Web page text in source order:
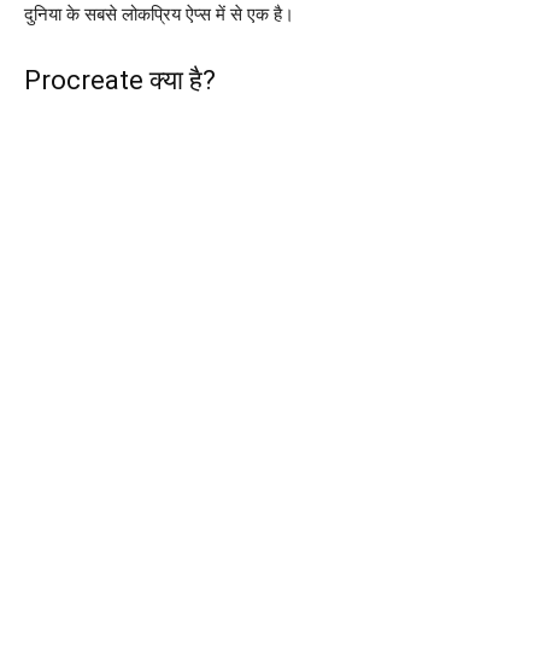
दुनिया के सबसे लोकप्रिय ऐप्स में से एक है।
Procreate क्या है?